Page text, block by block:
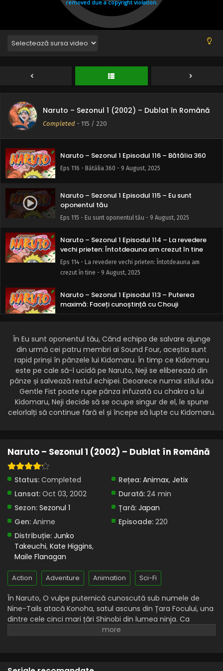
Naruto – Sezonul 1 (2002) – Dublat în Română
Completed - 115 / 220
Naruto – Sezonul 1 Episodul 119 – Greșeală de
calcul: Un nou inamic
Eps 119 - Greșeală de calcul: Un nou inamic - 9 August,
Naruto – Sezonul 1 Episodul 118 – Echipa întârzie
Eps 118 - Echipa întârzie - 9 August, 2025
Naruto – Sezonul 1 Episodul 117 – Motivul
Makerarenai
Naruto – Sezonul 1 Episodul 116 – Bătălia 360
Eps 116 - Bătălia 360 - 9 August, 2025
Naruto – Sezonul 1 Episodul 115 – Eu sunt
oponentul tău
Eps 115 - Eu sunt oponentul tău - 9 August, 2025
Naruto – Sezonul 1 Episodul 114 – La revedere
vechi prieten: Întotdeauna am crezut în tine
Eps 114 - La revedere vechi prieten: Întotdeauna am
crezut în tine - 9 August, 2025
Naruto – Sezonul 1 Episodul 113 – Puterea
maximă: Faceți cunoștință cu Chouji
Naruto – Sezonul 1 Episodul 111 – Capacitate de
contact: Repetiția Otoyo
Eps 111 - Capacitate de contact: Repetiția Otoyo - 9
August, 2025
Naruto – Sezonul 1 Episodul 110 – Cinci membrii
ai Konohei cu Formația Pereții de Fier
Naruto – Sezonul 1 Episodul 109 – O invitație de
Eps 109 - O invitație de la sunet - 9 August, 2025
Naruto – Sezonul 1 Episodul 108 – Rivali mai buni
sau legături rupte
Eps 108 - Rivali mai buni sau legături rupte - 9 August,
2025
Naruto – Sezonul 1 Episodul 107 – Bătălia
începe: Naruto vs Sasuke
Eps 107 - Bătălia începe: Naruto vs Sasuke - 9 August,
Naruto – Sezonul 1 Episodul 106 – Un act final
de determinare
Eps 106 - Un act final de determinare - 9 August, 2025
înainte de final
În Eu sunt oponentul tău, Când echipa de salvare ajunge
din urmă cei patru membri ai Sound Four, aceștia sunt
rapid prinși în pânzele lui Kidomaru. În timp ce Kidomaru
este pe cale să-l ucidă pe Naruto, Neji se eliberează din
pânze și salvează restul echipei. Deoarece numai stilul său
Gentle Fist poate rupe pânza infuzată cu chakra a lui
Kidomaru, Neji decide să se ocupe singur de el, le spune
celorlalți să continue fără el și începe să lupte cu Kidomaru.
Naruto – Sezonul 1 (2002) – Dublat în Română
Status: Completed Rețea: Animax, Jetix
Lansat: Oct 03, 2002 Durată: 24 min
Sezon: Sezonul 1 Țară: Japan
Gen: Anime Episoade: 220
Distribuție: Junko
Takeuchi, Kate Higgins,
Maile Flanagan
Action Adventure Animation Sci-Fi
În Naruto, O vulpe puternică cunoscută sub numele de
Nine-Tails atacă Konoha, satul ascuns din Țara Focului, una
dintre cele cinci mari țări Shinobi din lumea ninja. Ca
răspuns, liderul Konoha și al patrulea Hokage, Minato